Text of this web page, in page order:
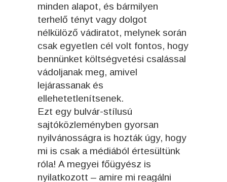
minden alapot, és bármilyen
terhelő tényt vagy dolgot
nélkülöző vádiratot, melynek során
csak egyetlen cél volt fontos, hogy
bennünket költségvetési csalással
vádoljanak meg, amivel
lejárassanak és
ellehetetlenítsenek.
Ezt egy bulvár-stílusú
sajtóközleményben gyorsan
nyilvánosságra is hozták úgy, hogy
mi is csak a médiából értesültünk
róla! A megyei főügyész is
nyilatkozott – amire mi reagálni